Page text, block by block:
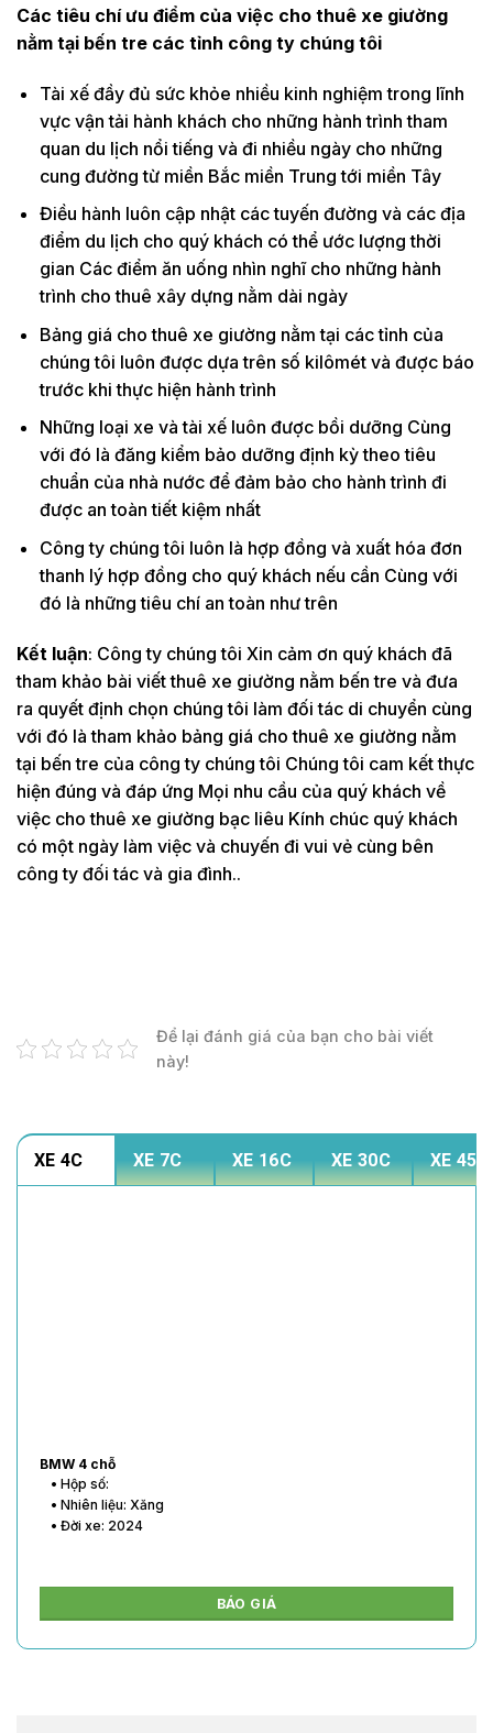
Các tiêu chí ưu điểm của việc cho thuê xe giường
nằm tại bến tre các tỉnh công ty chúng tôi
Tài xế đầy đủ sức khỏe nhiều kinh nghiệm trong lĩnh
vực vận tải hành khách cho những hành trình tham
quan du lịch nổi tiếng và đi nhiều ngày cho những
cung đường từ miền Bắc miền Trung tới miền Tây
Điều hành luôn cập nhật các tuyến đường và các địa
điểm du lịch cho quý khách có thể ước lượng thời
gian Các điểm ăn uống nhìn nghĩ cho những hành
trình cho thuê xây dựng nằm dài ngày
Bảng giá cho thuê xe giường nằm tại các tỉnh của
chúng tôi luôn được dựa trên số kilômét và được báo
trước khi thực hiện hành trình
Những loại xe và tài xế luôn được bồi dưỡng Cùng
với đó là đăng kiểm bảo dưỡng định kỳ theo tiêu
chuẩn của nhà nước để đảm bảo cho hành trình đi
được an toàn tiết kiệm nhất
Công ty chúng tôi luôn là hợp đồng và xuất hóa đơn
thanh lý hợp đồng cho quý khách nếu cần Cùng với
đó là những tiêu chí an toàn như trên
Kết luận: Công ty chúng tôi Xin cảm ơn quý khách đã
tham khảo bài viết thuê xe giường nằm bến tre và đưa
ra quyết định chọn chúng tôi làm đối tác di chuyển cùng
với đó là tham khảo bảng giá cho thuê xe giường nằm
tại bến tre của công ty chúng tôi Chúng tôi cam kết thực
hiện đúng và đáp ứng Mọi nhu cầu của quý khách về
việc cho thuê xe giường bạc liêu Kính chúc quý khách
có một ngày làm việc và chuyến đi vui vẻ cùng bên
công ty đối tác và gia đình..
Để lại đánh giá của bạn cho bài viết
này!
XE 4C XE 7C XE 16C XE 30C XE 45C
BMW 4 chỗ
• Hộp số:
• Nhiên liệu: Xăng
• Đời xe: 2024
BÁO GIÁ